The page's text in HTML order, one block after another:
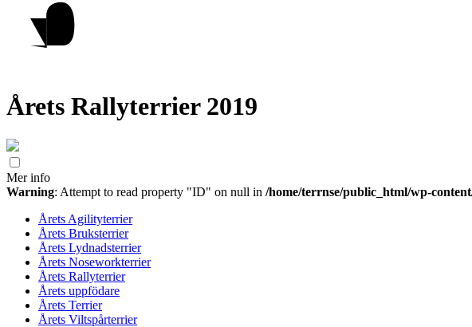
Årets Rallyterrier 2019
Mer info
Warning: Attempt to read property "ID" on null in /home/terrnse/public_html/wp-
Årets Agilityterrier
Årets Bruksterrier
Årets Lydnadsterrier
Årets Noseworkterrier
Årets Rallyterrier
Årets uppfödare
Årets Terrier
Årets Viltspårterrier